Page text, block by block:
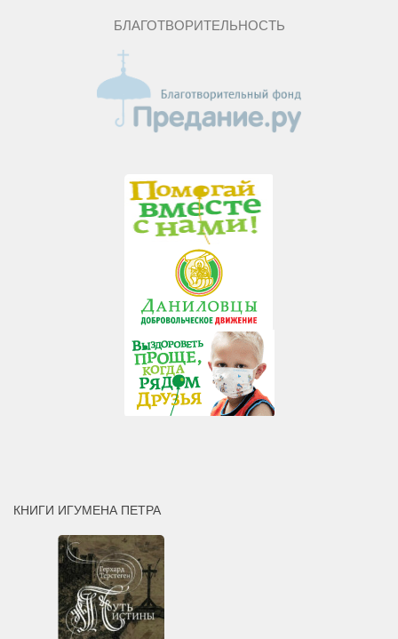
БЛАГОТВОРИТЕЛЬНОСТЬ
КНИГИ ИГУМЕНА ПЕТРА